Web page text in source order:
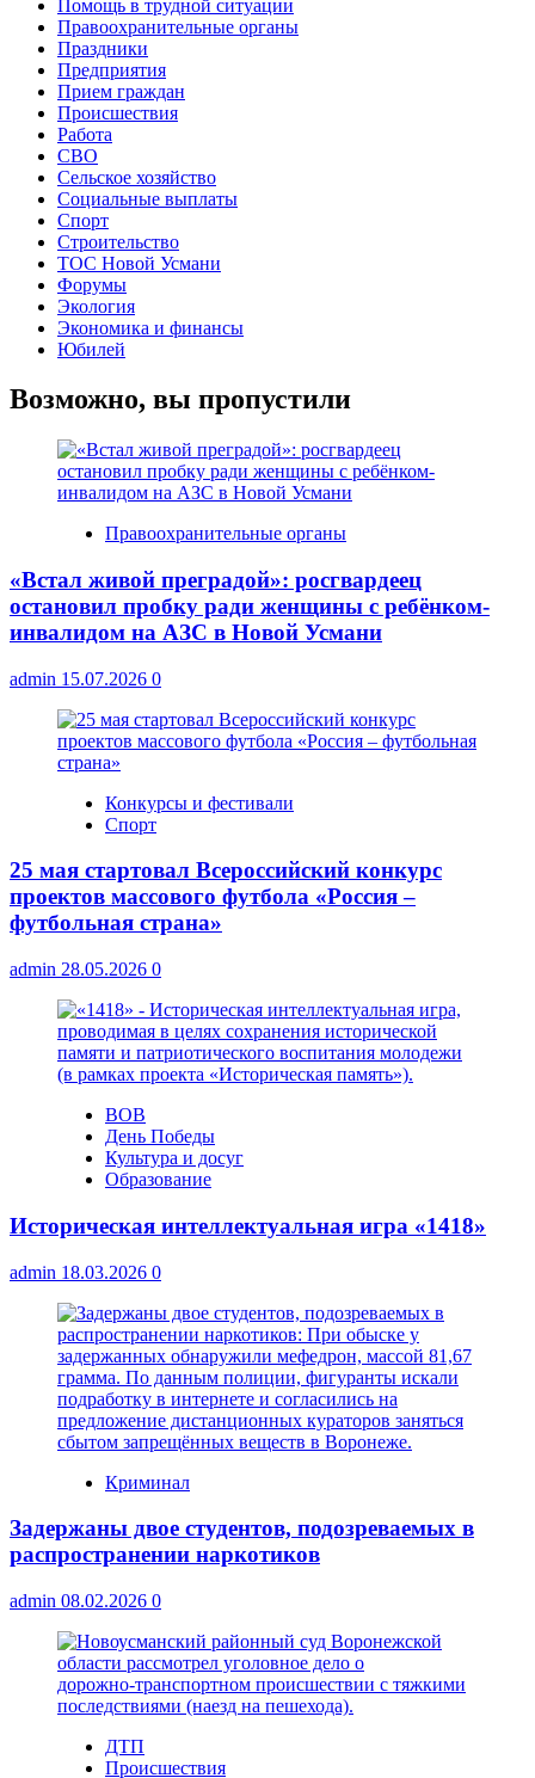
Помощь в трудной ситуации
Правоохранительные органы
Праздники
Предприятия
Прием граждан
Происшествия
Работа
СВО
Сельское хозяйство
Социальные выплаты
Спорт
Строительство
ТОС Новой Усмани
Форумы
Экология
Экономика и финансы
Юбилей
Возможно, вы пропустили
Правоохранительные органы
«Встал живой преградой»: росгвардеец
остановил пробку ради женщины с ребёнком-
инвалидом на АЗС в Новой Усмани
admin 15.07.2026 0
Конкурсы и фестивали
Спорт
25 мая стартовал Всероссийский конкурс
проектов массового футбола «Россия –
футбольная страна»
admin 28.05.2026 0
ВОВ
День Победы
Культура и досуг
Образование
Историческая интеллектуальная игра «1418»
admin 18.03.2026 0
Криминал
Задержаны двое студентов, подозреваемых в
распространении наркотиков
admin 08.02.2026 0
ДТП
Происшествия